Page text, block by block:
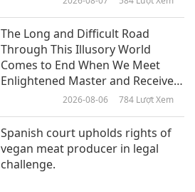
ビーガンレバノン料理ー インゲン
豆の団子 スパイシーポテトと キヌ
アサラダ
Món Quà Tình Thương: Nấu Ăn
Đơn Giản và Bổ Dưỡng Với Thanh
The Long and Difficult Road
Through This Illusory World
Comes to End When We Meet
Enlightened Master and Receive
2026-08-06 784 Lượt Xem
Spanish court upholds rights of
vegan meat producer in legal
challenge.